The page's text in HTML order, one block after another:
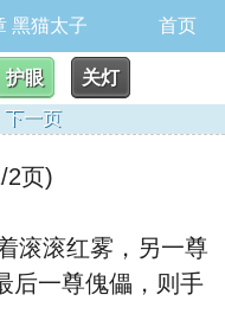
黑猫太子 首页
护眼
关灯
下一页
页)
滚滚红雾，另一尊
后一尊傀儡，则手